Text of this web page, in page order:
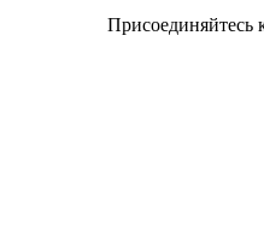
Присоединяйтесь